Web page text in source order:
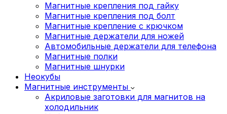
Магнитные крепления под гайку
Магнитные крепления под болт
Магнитные крепление с крючком
Магнитные держатели для ножей
Автомобильные держатели для телефона
Магнитные полки
Магнитные шнурки
Неокубы
Магнитные инструменты
Акриловые заготовки для магнитов на
холодильник